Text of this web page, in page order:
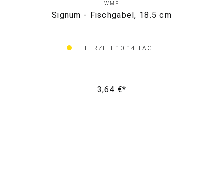
WMF
Signum - Fischgabel, 18.5 cm
LIEFERZEIT 10-14 TAGE
3,64 €*